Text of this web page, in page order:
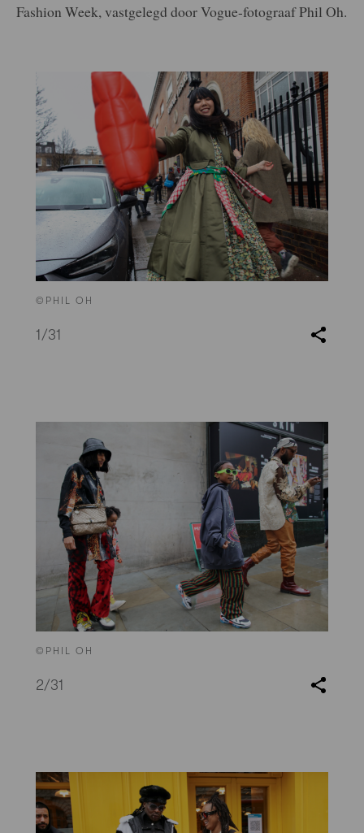
Fashion Week, vastgelegd door Vogue-fotograaf Phil Oh.
©PHIL OH
1 /31
©PHIL OH
2/31